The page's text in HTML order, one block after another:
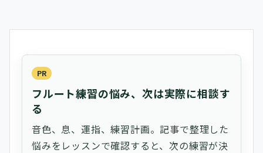
PR
フルート練習の悩み、次は実際に相談す
る
音色、息、運指、練習計画。記事で整理した
悩みをレッスンで確認すると、次の練習が決